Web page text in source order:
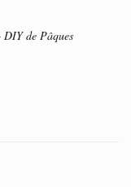
DIY de Pâques